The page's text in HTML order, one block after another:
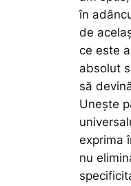
în
de
ce este
absolut
să
Uneşte
exprima
nu